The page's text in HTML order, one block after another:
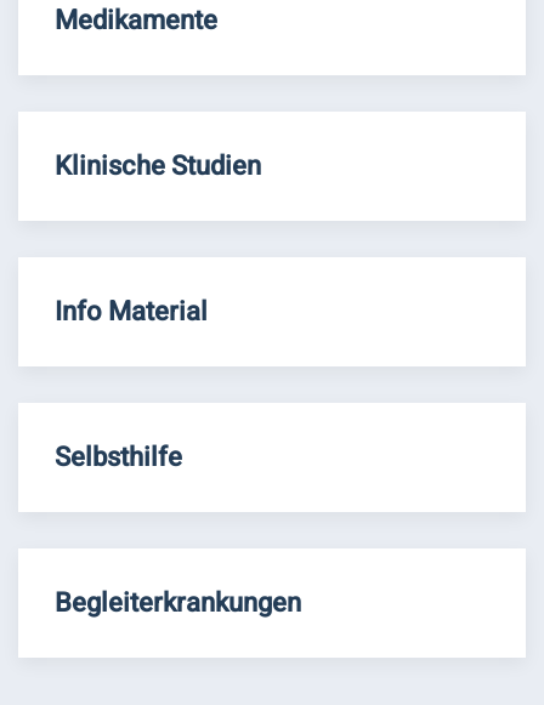
Medikamente
Klinische Studien
Info Material
Selbsthilfe
Begleiterkrankungen